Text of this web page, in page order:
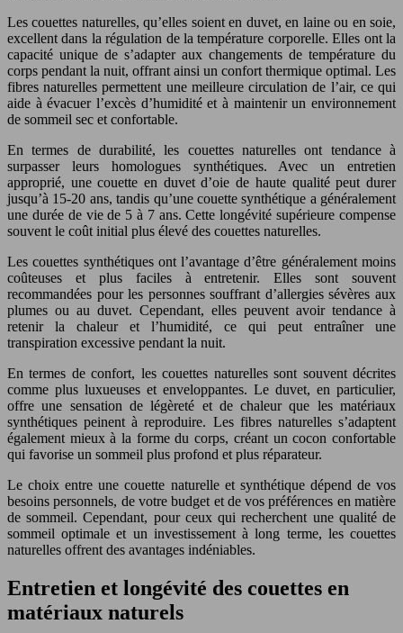
Les couettes naturelles, qu’elles soient en duvet, en laine ou en soie,
excellent dans la régulation de la température corporelle. Elles ont la
capacité unique de s’adapter aux changements de température du
corps pendant la nuit, offrant ainsi un confort thermique optimal. Les
fibres naturelles permettent une meilleure circulation de l’air, ce qui
aide à évacuer l’excès d’humidité et à maintenir un environnement
de sommeil sec et confortable.
En termes de durabilité, les couettes naturelles ont tendance à
surpasser leurs homologues synthétiques. Avec un entretien
approprié, une couette en duvet d’oie de haute qualité peut durer
jusqu’à 15-20 ans, tandis qu’une couette synthétique a généralement
une durée de vie de 5 à 7 ans. Cette longévité supérieure compense
souvent le coût initial plus élevé des couettes naturelles.
Les couettes synthétiques ont l’avantage d’être généralement moins
coûteuses et plus faciles à entretenir. Elles sont souvent
recommandées pour les personnes souffrant d’allergies sévères aux
plumes ou au duvet. Cependant, elles peuvent avoir tendance à
retenir la chaleur et l’humidité, ce qui peut entraîner une
transpiration excessive pendant la nuit.
En termes de confort, les couettes naturelles sont souvent décrites
comme plus luxueuses et enveloppantes. Le duvet, en particulier,
offre une sensation de légèreté et de chaleur que les matériaux
synthétiques peinent à reproduire. Les fibres naturelles s’adaptent
également mieux à la forme du corps, créant un cocon confortable
qui favorise un sommeil plus profond et plus réparateur.
Le choix entre une couette naturelle et synthétique dépend de vos
besoins personnels, de votre budget et de vos préférences en matière
de sommeil. Cependant, pour ceux qui recherchent une qualité de
sommeil optimale et un investissement à long terme, les couettes
naturelles offrent des avantages indéniables.
Entretien et longévité des couettes en
matériaux naturels